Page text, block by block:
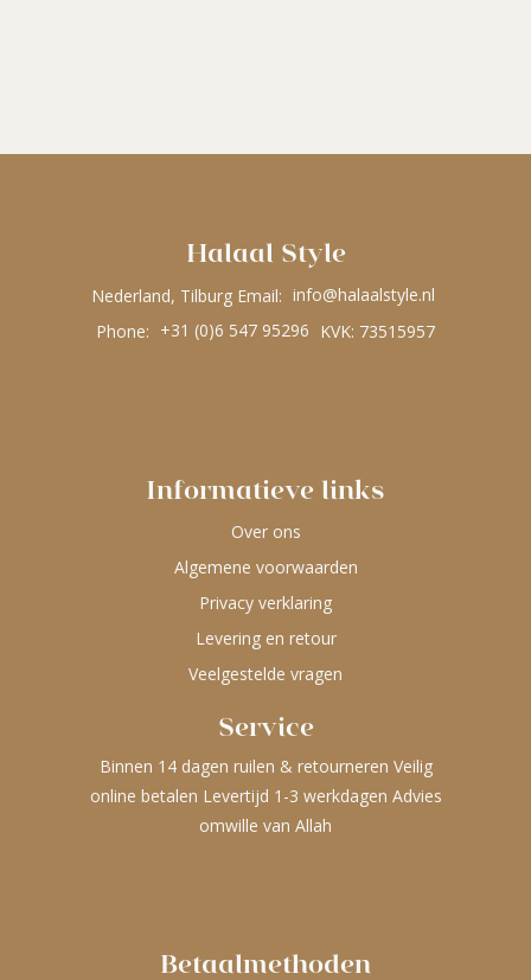
Halaal Style
Nederland, Tilburg Email: info@halaalstyle.nl
Phone: +31 (0)6 547 95296 KVK: 73515957
Informatieve links
Over ons
Algemene voorwaarden
Privacy verklaring
Levering en retour
Veelgestelde vragen
Service
Binnen 14 dagen ruilen & retourneren Veilig
online betalen Levertijd 1-3 werkdagen Advies
omwille van Allah
Betaalmethoden